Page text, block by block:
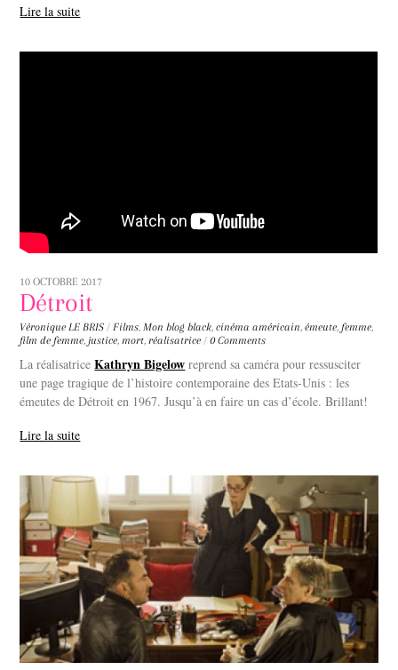
Lire la suite
10 OCTOBRE 2017
Détroit
Véronique LE BRIS / Films,Mon blog black,cinéma américain,émeute, femme,
film de femme, justice,mort,réalisatrice / 0 Comments
La réalisatriceKathryn Bigelow reprend sa caméra pour ressusciter
une page tragique de l’histoire contemporaine des Etats-Unis : les
émeutes de Détroit en 1967. Jusqu’à en faire un cas d’école. Brillant!
Lire la suite